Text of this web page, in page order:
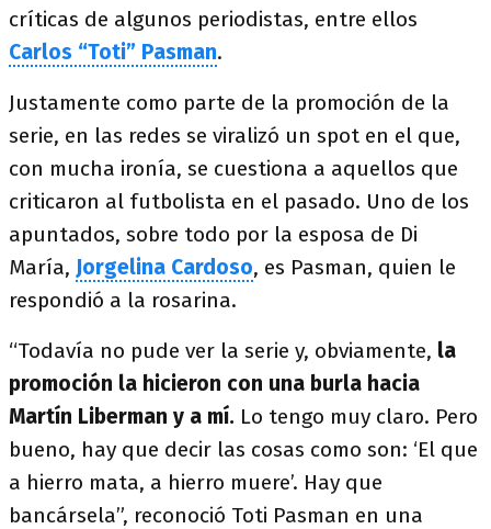
críticas de algunos periodistas, entre ellos
Carlos “Toti” Pasman.
Justamente como parte de la promoción de la
serie, en las redes se viralizó un spot en el que,
con mucha ironía, se cuestiona a aquellos que
criticaron al futbolista en el pasado. Uno de los
apuntados, sobre todo por la esposa de Di
María, Jorgelina Cardoso, es Pasman, quien le
respondió a la rosarina.
“Todavía no pude ver la serie y, obviamente, la
promoción la hicieron con una burla hacia
Martín Liberman y a mí. Lo tengo muy claro. Pero
bueno, hay que decir las cosas como son: ‘El que
a hierro mata, a hierro muere’. Hay que
bancársela”, reconoció Toti Pasman en una